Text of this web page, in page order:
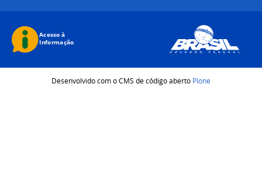
Desenvolvido com o CMS de código aberto Plone